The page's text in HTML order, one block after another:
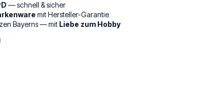
— schnell & sicher
mit Hersteller-Garantie
Bayerns — mit Liebe zum Hobby